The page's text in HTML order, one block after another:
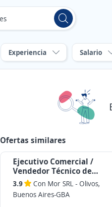
Experiencia Salario
Ofertas similares
Ejecutivo Comercial /
Vendedor Técnico de
Automatización y Robótica
3.9 Con Mor SRL -Olivos,
Buenos Aires-GBA